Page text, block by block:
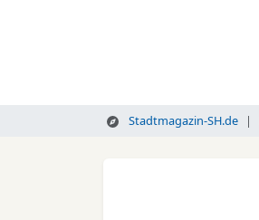
Stadtmagazin-SH.de